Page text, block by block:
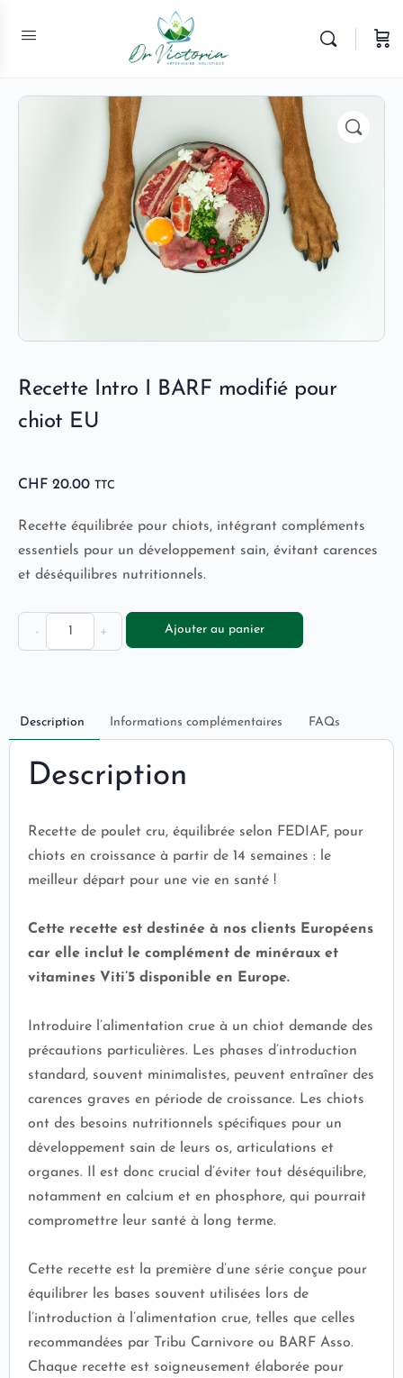
Recette Intro I BARF modifié pour
chiot EU
CHF 20.00 TTC
Recette équilibrée pour chiots, intégrant compléments
essentiels pour un développement sain, évitant carences
et déséquilibres nutritionnels.
- + Ajouter au panier
Description Informations complémentaires FAQs
Description
Recette de poulet cru, équilibrée selon FEDIAF, pour
chiots en croissance à partir de 14 semaines : le
meilleur départ pour une vie en santé !
Cette recette est destinée à nos clients Européens
car elle inclut le complément de minéraux et
vitamines Viti’5 disponible en Europe.
Introduire l’alimentation crue à un chiot demande des
précautions particulières. Les phases d’introduction
standard, souvent minimalistes, peuvent entraîner des
carences graves en période de croissance. Les chiots
ont des besoins nutritionnels spécifiques pour un
développement sain de leurs os, articulations et
organes. Il est donc crucial d’éviter tout déséquilibre,
notamment en calcium et en phosphore, qui pourrait
compromettre leur santé à long terme.
Cette recette est la première d’une série conçue pour
équilibrer les bases souvent utilisées lors de
l’introduction à l’alimentation crue, telles que celles
recommandées par Tribu Carnivore ou BARF Asso.
Chaque recette est soigneusement élaborée pour